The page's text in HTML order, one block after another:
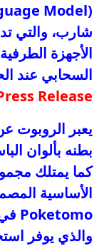
شارب، والتي
الأجهزة
السحابي عند
Release
يعبر الروبوت
بطنه بألوان
كما يمتلك
الأساسية
Poketomo في نموذج
والذي يوفر